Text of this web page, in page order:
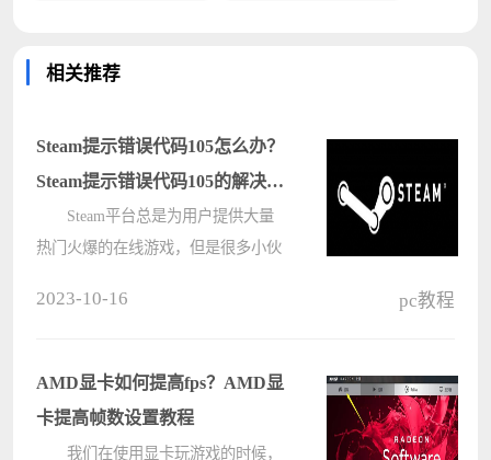
相关推荐
Steam提示错误代码105怎么办？
Steam提示错误代码105的解决方
Steam平台总是为用户提供大量
热门火爆的在线游戏，但是很多小伙
看看Steam提示错误代码105的解决方
法吧????
2023-10-16 pc教程
AMD显卡如何提高fps？AMD显
卡提高帧数设置教程
我们在使用显卡玩游戏的时候，